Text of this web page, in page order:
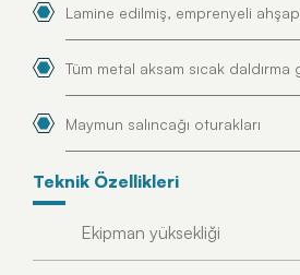
Lamine edilmiş, emprenyeli
Tüm metal aksam sıcak daldırma
Maymun salıncağı oturakları
Teknik Özellikleri
Ekipman yüksekliği